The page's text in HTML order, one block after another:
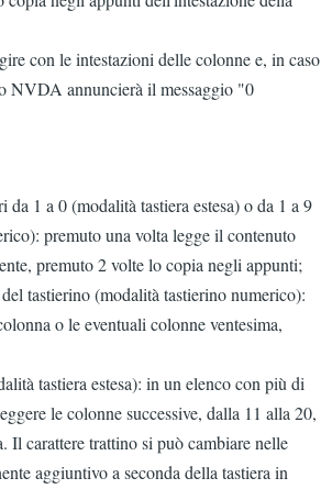
con le intestazioni delle colonne e, in caso
NVDA annuncierà il messaggio "0
1 a 0 (modalità tastiera estesa) o da 1 a 9
premuto una volta legge il contenuto
premuto 2 volte lo copia negli appunti;
tastierino (modalità tastierino numerico):
o le eventuali colonne ventesima,
tastiera estesa): in un elenco con più di
le colonne successive, dalla 11 alla 20,
Il carattere trattino si può cambiare nelle
aggiuntivo a seconda della tastiera in